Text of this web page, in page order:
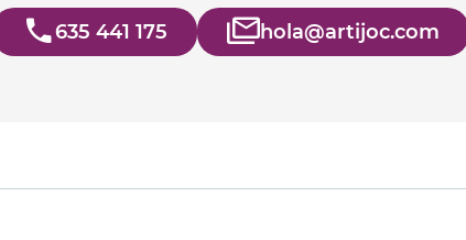
635 441 175 hola@artijoc.com